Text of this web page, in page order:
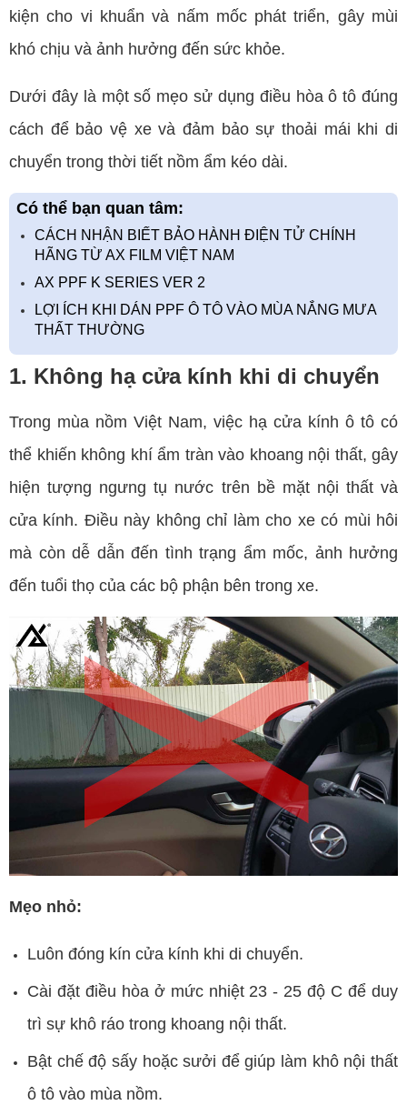
kiện cho vi khuẩn và nấm mốc phát triển, gây mùi
khó chịu và ảnh hưởng đến sức khỏe.
Dưới đây là một số mẹo sử dụng điều hòa ô tô đúng
cách để bảo vệ xe và đảm bảo sự thoải mái khi di
chuyển trong thời tiết nồm ẩm kéo dài.
Có thể bạn quan tâm:
CÁCH NHẬN BIẾT BẢO HÀNH ĐIỆN TỬ CHÍNH
HÃNG TỪ AX FILM VIỆT NAM
AX PPF K SERIES VER 2
LỢI ÍCH KHI DÁN PPF Ô TÔ VÀO MÙA NẮNG MƯA
THẤT THƯỜNG
1. Không hạ cửa kính khi di chuyển
Trong mùa nồm Việt Nam, việc hạ cửa kính ô tô có
thể khiến không khí ẩm tràn vào khoang nội thất, gây
hiện tượng ngưng tụ nước trên bề mặt nội thất và
cửa kính. Điều này không chỉ làm cho xe có mùi hôi
mà còn dễ dẫn đến tình trạng ẩm mốc, ảnh hưởng
đến tuổi thọ của các bộ phận bên trong xe.
Mẹo nhỏ:
Luôn đóng kín cửa kính khi di chuyển.
Cài đặt điều hòa ở mức nhiệt 23 - 25 độ C để duy
trì sự khô ráo trong khoang nội thất.
Bật chế độ sấy hoặc sưởi để giúp làm khô nội thất
ô tô vào mùa nồm.